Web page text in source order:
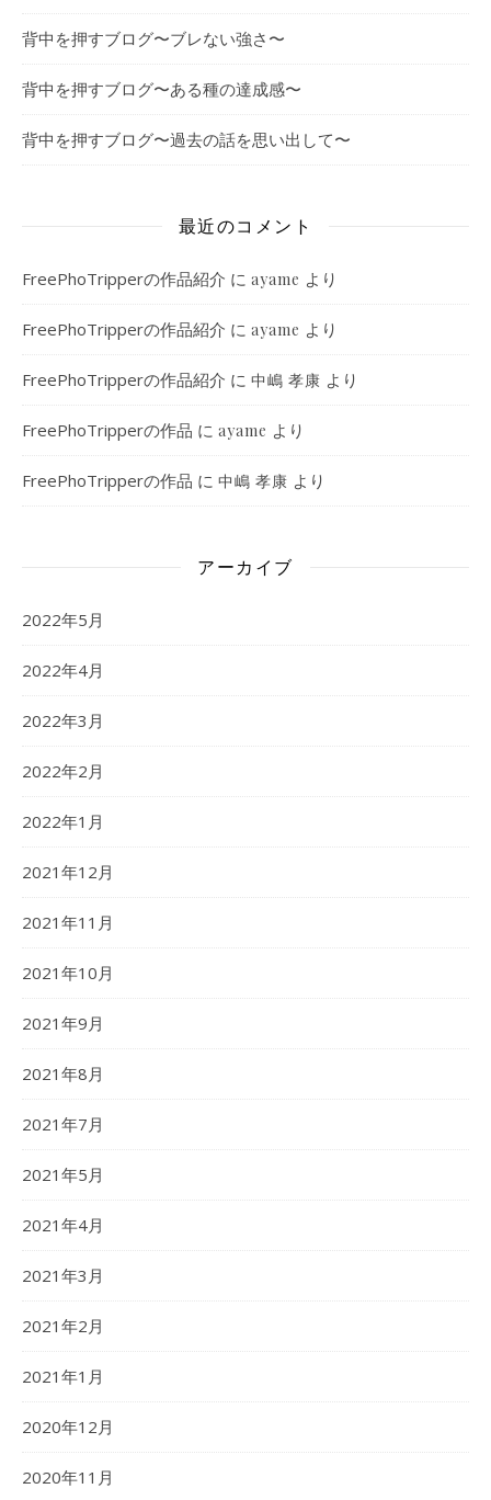
背中を押すブログ〜ブレない強さ〜
背中を押すブログ〜ある種の達成感〜
背中を押すブログ〜過去の話を思い出して〜
最近のコメント
FreePhoTripperの作品紹介 に ayame より
FreePhoTripperの作品紹介 に ayame より
FreePhoTripperの作品紹介 に 中嶋 孝康 より
FreePhoTripperの作品 に ayame より
FreePhoTripperの作品 に 中嶋 孝康 より
アーカイブ
2022年5月
2022年4月
2022年3月
2022年2月
2022年1月
2021年12月
2021年11月
2021年10月
2021年9月
2021年8月
2021年7月
2021年5月
2021年4月
2021年3月
2021年2月
2021年1月
2020年12月
2020年11月